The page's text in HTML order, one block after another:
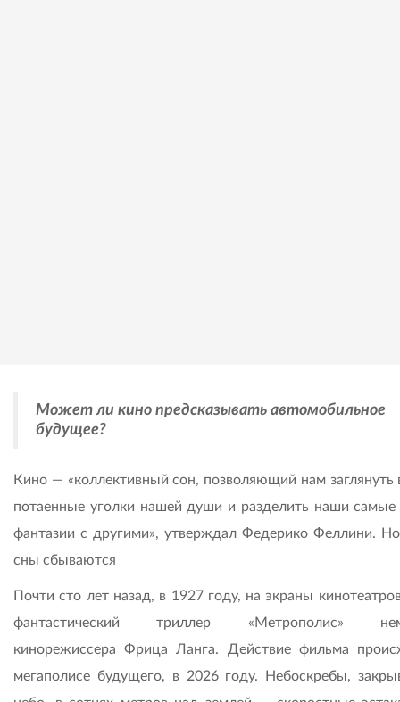
Может ли кино предсказывать автомобильное
будущее?
Кино — «коллективный сон, позволяющий нам заглянуть
потаенные уголки нашей души и разделить наши
фантазии с другими», утверждал Федерико Феллини.
сны сбываются
Почти сто лет назад, в 1927 году, на экраны
фантастический триллер «Метрополис»
кинорежиссера Фрица Ланга. Действие фильма
мегаполисе будущего, в 2026 году. Небоскребы,